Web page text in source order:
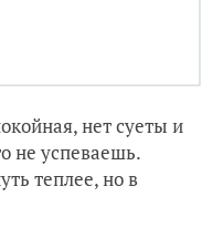
ОПЫТ ЧИТАТЕЛЕЙ,
,БЕЛКИ ,ХВОЙНЫЕ,МАЙ,